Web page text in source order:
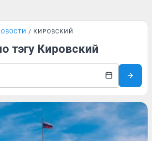
КИРОВСКИЙ
тэгу Кировский